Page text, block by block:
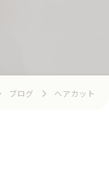
ブログ ヘアカット